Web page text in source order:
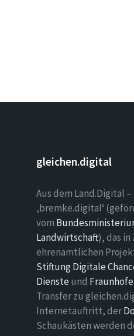
gleichen.digital
Aus dem Land.Digital
‚bremke.digital‘
vom
Landwirtschaft), das
ehrenamtlichen
Stiftung Digitale
Dienste und
Transfer zu
Internetauftritt, der
Schaukästen werden